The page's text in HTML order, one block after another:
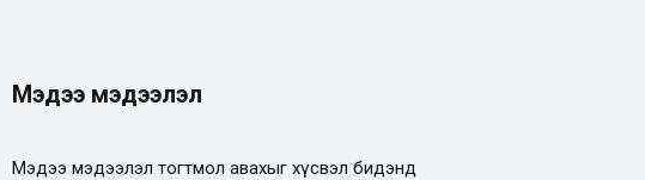
Мэдээ мэдээлэл
Мэдээ мэдээлэл тогтмол авахыг хүсвэл бидэнд